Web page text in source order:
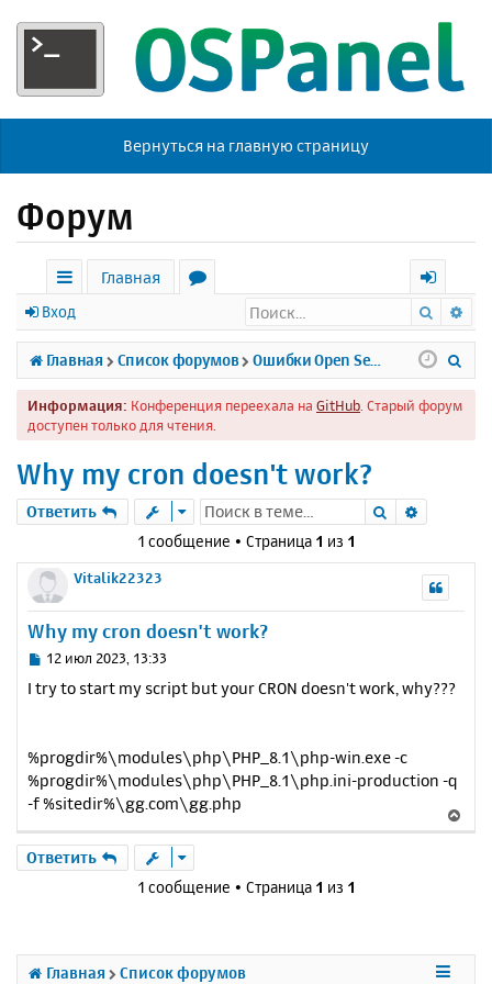
Вернуться на главную страницу
Форум
с
ы
л
к
Главная
р
у
м
х
о
д
Вход Поиск
Главная Список форумов
Информация: Конференция переехала на GitHub . Старый форум
доступен только для чтения.
Why my cron doesn't work?
Ответить Поиск
1 сообщение • Страница 1 из 1
Vitalik22323
Why my cron doesn't work?
С
о
е
н
и
е
12 июл 2023, 13:33
I try to start my script but your CRON doesn't work, why???
%progdir%\modules\php\PHP_8.1\php-win.exe -c
%progdir%\modules\php\PHP_8.1\php.ini-production -q
-f %sitedir%\gg.com\gg.php
е
с
Ответить
1 сообщение • Страница 1 из 1
Главная Список форумов